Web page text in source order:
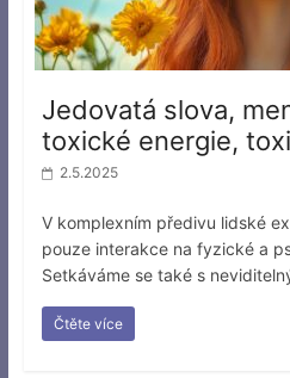
Jedovatá slova,
toxické energie,
2.5.2025
V komplexním předivu lidské
pouze interakce na fyzické a
Setkáváme se také s
Čtěte více